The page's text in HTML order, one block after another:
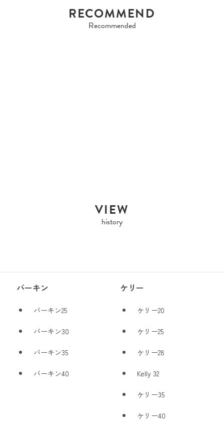
RECOMMEND
Recommended
VIEW
history
バーキン
バーキン25
バーキン30
バーキン35
バーキン40
ケリー
ケリー20
ケリー25
ケリー28
Kelly 32
ケリー35
ケリー40